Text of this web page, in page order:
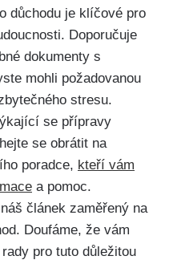
důchodu je klíčové pro
Doporučuje
dokumenty s
mohli požadovanou
stresu.
se přípravy
se obrátit na
poradce, kteří vám
a pomoc.
článek zaměřený na
Doufáme, že vám
pro tuto důležitou